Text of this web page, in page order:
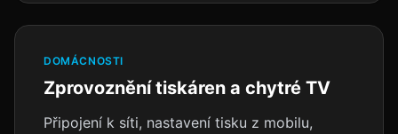
DOMÁCNOSTI
Zprovoznění tiskáren a chytré TV
Připojení k síti, nastavení tisku z mobilu,